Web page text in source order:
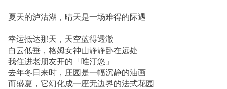
夏天的泸沽湖，晴天是一场难得的际遇
幸运抵达那天，天空蓝得透澈
白云低垂，格姆女神山静静卧在远处
我住进老朋友开的「唯汀悠」
去年冬日来时，庄园是一幅沉静的油画
而盛夏，它幻化成一座无边界的法式花园